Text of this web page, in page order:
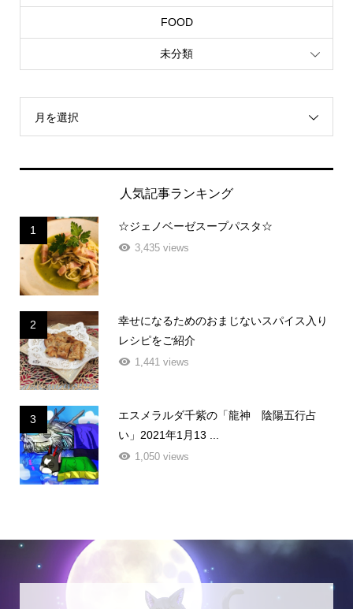
FOOD
未分類
月を選択
人気記事ランキング
1 ☆ジェノベーゼスープパスタ☆
3,435 views
2
幸せになるためのおまじないスパイス入り
レシピをご紹介
1,441 views
3
エスメラルダ千紫の「龍神 陰陽五行占
い」2021年1月13 ...
1,050 views